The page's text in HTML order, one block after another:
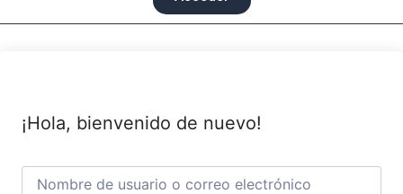
¡Hola, bienvenido de nuevo!